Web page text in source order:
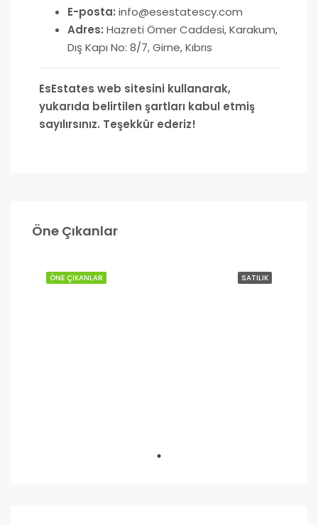
E-posta: info@esestatescy.com
Adres: Hazreti Ömer Caddesi, Karakum,
Dış Kapı No: 8/7, Girne, Kıbrıs
EsEstates web sitesini kullanarak,
yukarıda belirtilen şartları kabul etmiş
sayılırsınız. Teşekkür ederiz!
Öne Çıkanlar
SATILIK
ÖNE ÇIKANLAR
£200,000
Lefkoşa